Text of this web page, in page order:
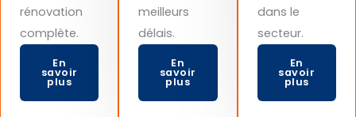
rénovation
complète.
En
savoir
plus
meilleurs
délais.
En
savoir
plus
dans le
secteur.
En
savoir
plus